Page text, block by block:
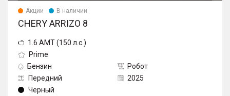
Акции В наличии
CHERY ARRIZO 8
1.6 AMT (150 л.с.)
Prime
Бензин
Робот
Передний
2025
Черный